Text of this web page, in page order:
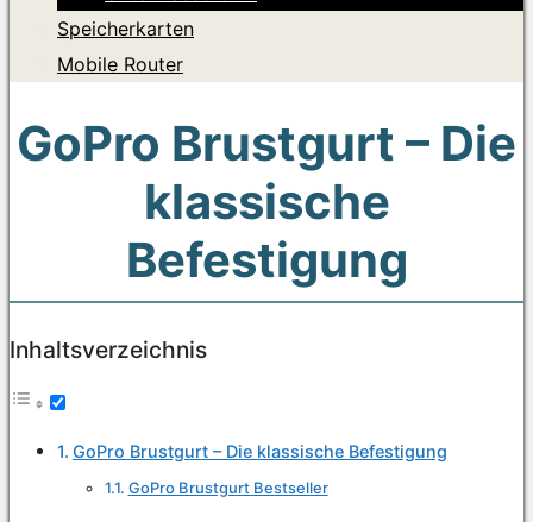
Speicherkarten
Mobile Router
GoPro Brustgurt – Die
klassische
Befestigung
Inhaltsverzeichnis
GoPro Brustgurt – Die klassische Befestigung
GoPro Brustgurt Bestseller